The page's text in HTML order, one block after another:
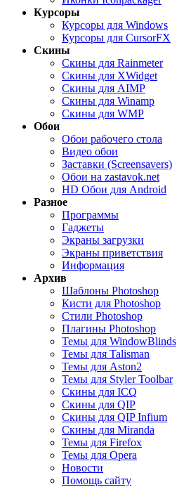
Курсоры
Курсоры для Windows
Курсоры для CursorFX
Скины
Скины для Rainmeter
Скины для XWidget
Скины для AIMP
Скины для Winamp
Скины для WMP
Обои
Обои рабочего стола
Видео обои
Заставки (Screensavers)
Обои на zastavok.net
HD Обои для Android
Разное
Программы
Гаджеты
Экраны загрузки
Экраны приветствия
Информация
Архив
Шаблоны Photoshop
Кисти для Photoshop
Стили Photoshop
Плагины Photoshop
Темы для WindowBlinds
Темы для Talisman
Темы для Aston2
Темы для Styler Toolbar
Скины для ICQ
Скины для QIP
Скины для QIP Infium
Скины для Miranda
Темы для Firefox
Темы для Opera
Новости
Помощь сайту